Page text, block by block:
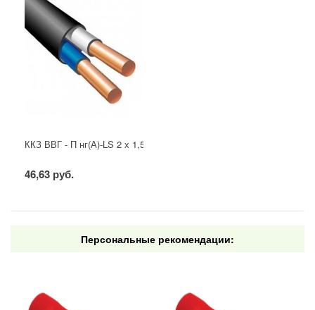
ККЗ ВВГ - П нг(А)-LS 2 х 1,5 ГОСТ
46,63 руб.
Персональные рекомендации: